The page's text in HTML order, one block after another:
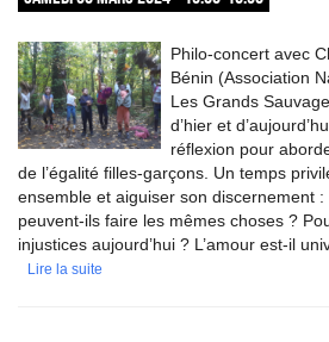
Philo-concert avec
Bénin (Association
Les Grands
d’hier et
réflexion pour
de l’égalité filles-garçons. Un temps
ensemble et aiguiser son discernement
peuvent-ils faire les mêmes choses ?
injustices aujourd’hui ? L’amour est-il
Lire la suite